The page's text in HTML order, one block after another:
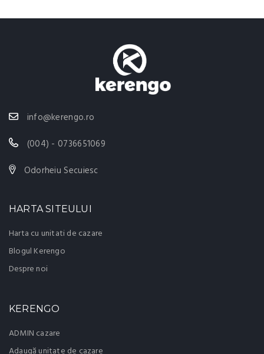
info@kerengo.ro
(004) - 0736651069
Odorheiu Secuiesc
HARTA SITEULUI
Harta cu unitati de cazare
Blogul Kerengo
Despre noi
KERENGO
ADMIN cazare